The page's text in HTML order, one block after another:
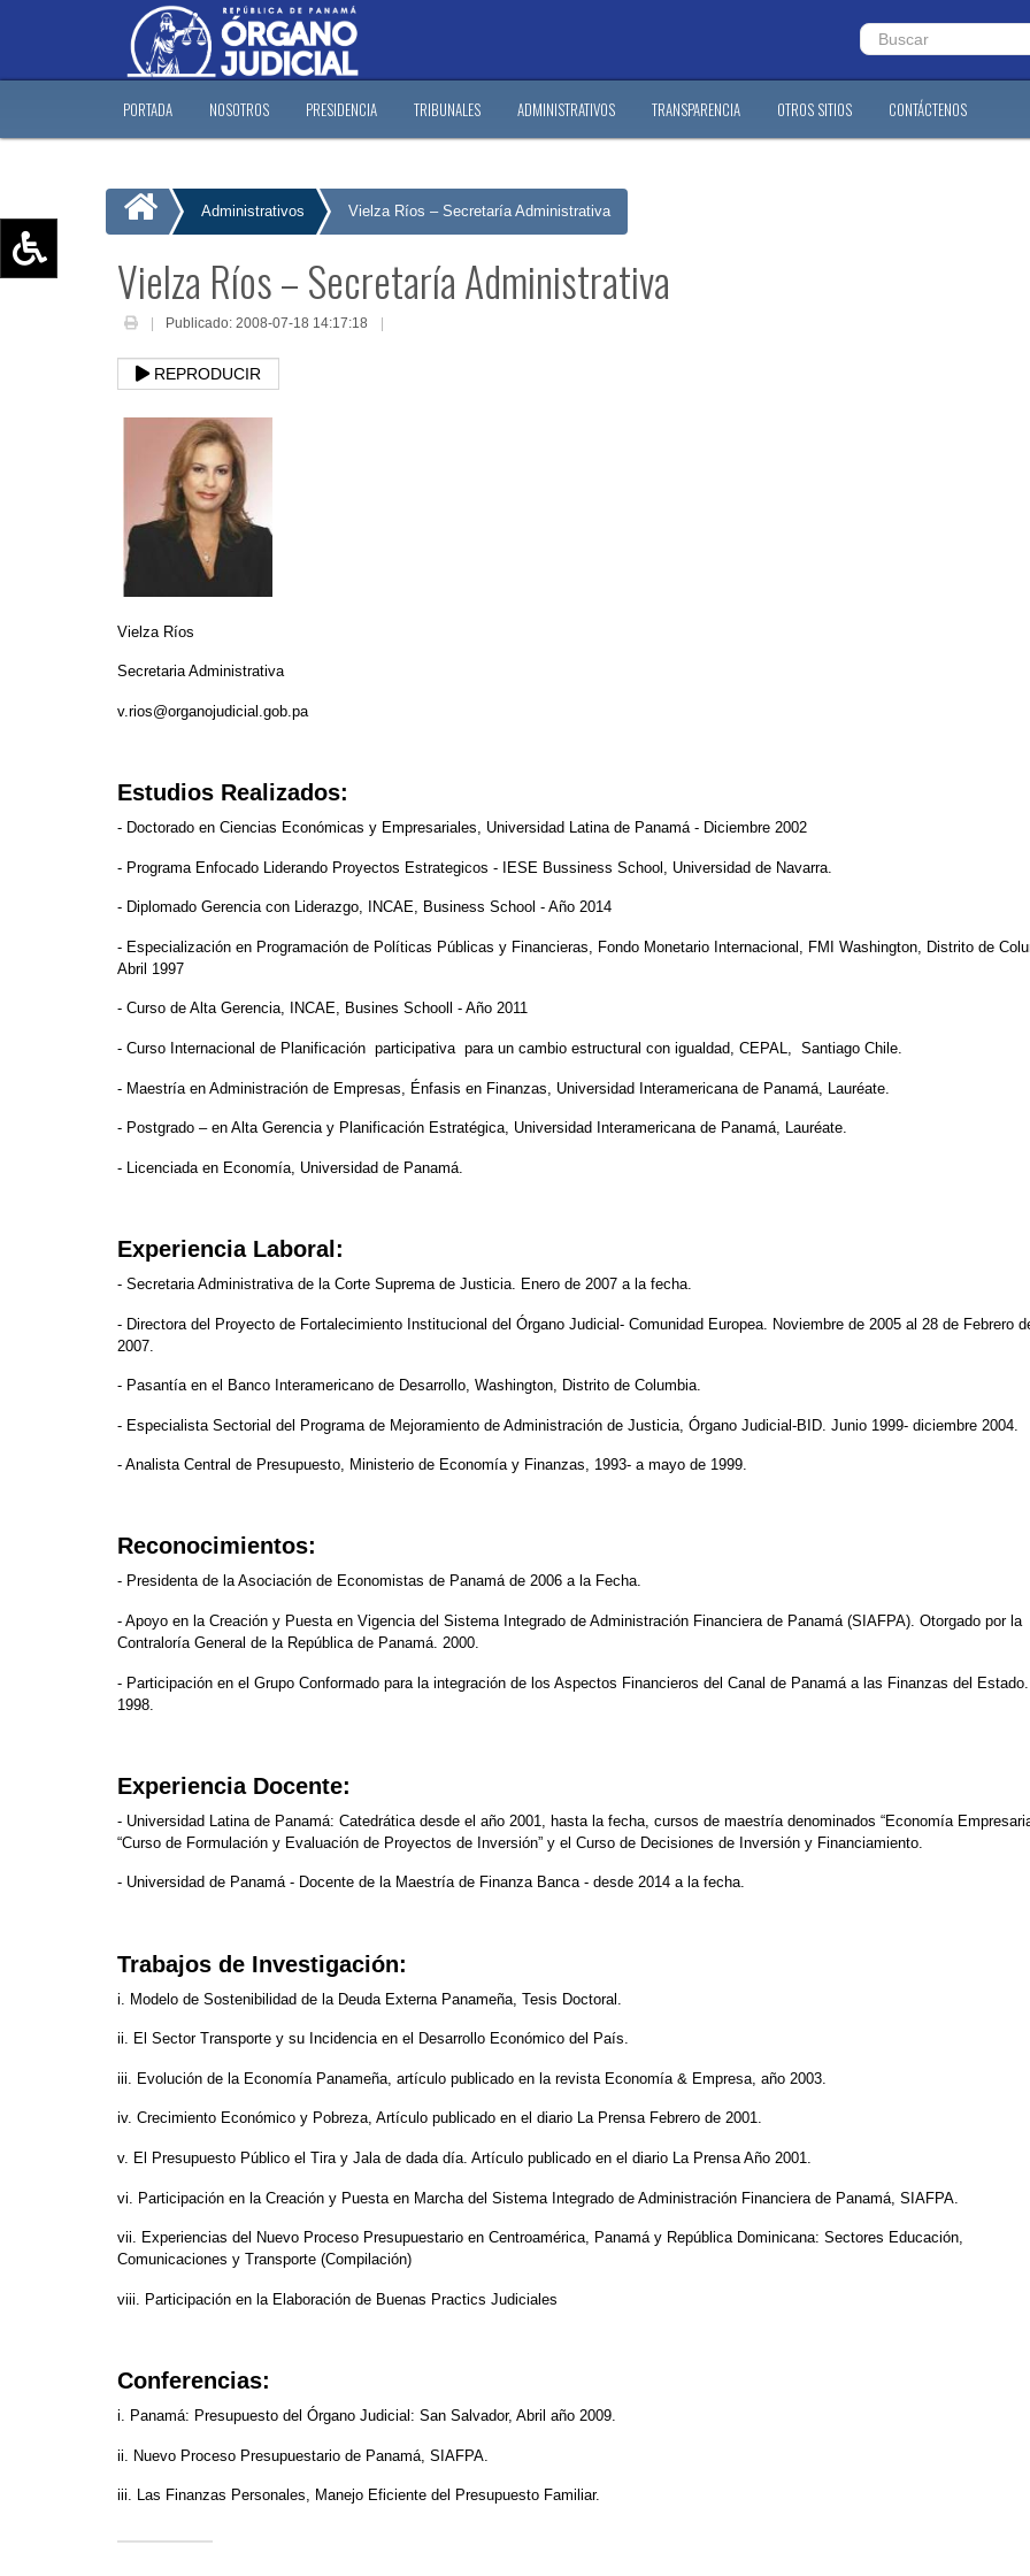
Aumentar texto (+)
Reducir texto (-)
Escala de grises
PORTADA NOSOTROS PRESIDENCIA TRIBUNALES ADMINISTRATIVOS TRANSPARENCIA OTROS SITIOS CONTÁCTENOS
Administrativos Vielza Ríos – Secretaría Administrativa
Vielza Ríos – Secretaría Administrativa
Publicado: 2008-07-18 14:17:18
REPRODUCIR
Vielza Ríos
Secretaria Administrativa
v.rios@organojudicial.gob.pa
Estudios Realizados:
- Doctorado en Ciencias Económicas y Empresariales, Universidad Latina de Panamá - Diciembre 2002
- Programa Enfocado Liderando Proyectos Estrategicos - IESE Bussiness School, Universidad de Navarra.
- Diplomado Gerencia con Liderazgo, INCAE, Business School - Año 2014
- Especialización en Programación de Políticas Públicas y Financieras, Fondo Monetario Internacional, FMI Washington, Distrito de
Abril 1997
- Curso de Alta Gerencia, INCAE, Busines Schooll - Año 2011
- Curso Internacional de Planificación participativa para un cambio estructural con igualdad, CEPAL, Santiago Chile.
- Maestría en Administración de Empresas, Énfasis en Finanzas, Universidad Interamericana de Panamá, Lauréate.
- Postgrado – en Alta Gerencia y Planificación Estratégica, Universidad Interamericana de Panamá, Lauréate.
- Licenciada en Economía, Universidad de Panamá.
Experiencia Laboral:
- Secretaria Administrativa de la Corte Suprema de Justicia. Enero de 2007 a la fecha.
- Directora del Proyecto de Fortalecimiento Institucional del Órgano Judicial- Comunidad Europea. Noviembre de 2005 al 28 de Febrero
2007.
- Pasantía en el Banco Interamericano de Desarrollo, Washington, Distrito de Columbia.
- Especialista Sectorial del Programa de Mejoramiento de Administración de Justicia, Órgano Judicial-BID. Junio 1999- diciembre 2004.
- Analista Central de Presupuesto, Ministerio de Economía y Finanzas, 1993- a mayo de 1999.
Reconocimientos:
- Presidenta de la Asociación de Economistas de Panamá de 2006 a la Fecha.
- Apoyo en la Creación y Puesta en Vigencia del Sistema Integrado de Administración Financiera de Panamá (SIAFPA). Otorgado por la
Contraloría General de la República de Panamá. 2000.
- Participación en el Grupo Conformado para la integración de los Aspectos Financieros del Canal de Panamá a las Finanzas del
1998.
Experiencia Docente:
- Universidad Latina de Panamá: Catedrática desde el año 2001, hasta la fecha, cursos de maestría denominados “Economía
“Curso de Formulación y Evaluación de Proyectos de Inversión” y el Curso de Decisiones de Inversión y Financiamiento.
- Universidad de Panamá - Docente de la Maestría de Finanza Banca - desde 2014 a la fecha.
Trabajos de Investigación:
i. Modelo de Sostenibilidad de la Deuda Externa Panameña, Tesis Doctoral.
ii. El Sector Transporte y su Incidencia en el Desarrollo Económico del País.
iii. Evolución de la Economía Panameña, artículo publicado en la revista Economía & Empresa, año 2003.
iv. Crecimiento Económico y Pobreza, Artículo publicado en el diario La Prensa Febrero de 2001.
v. El Presupuesto Público el Tira y Jala de dada día. Artículo publicado en el diario La Prensa Año 2001.
vi. Participación en la Creación y Puesta en Marcha del Sistema Integrado de Administración Financiera de Panamá, SIAFPA.
vii. Experiencias del Nuevo Proceso Presupuestario en Centroamérica, Panamá y República Dominicana: Sectores Educación,
Comunicaciones y Transporte (Compilación)
viii. Participación en la Elaboración de Buenas Practics Judiciales
Conferencias:
i. Panamá: Presupuesto del Órgano Judicial: San Salvador, Abril año 2009.
ii. Nuevo Proceso Presupuestario de Panamá, SIAFPA.
iii. Las Finanzas Personales, Manejo Eficiente del Presupuesto Familiar.